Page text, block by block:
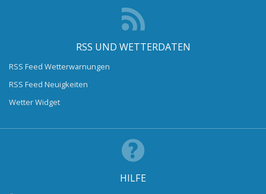
RSS UND WETTERDATEN
RSS Feed Wetterwarnungen
RSS Feed Neuigkeiten
Wetter Widget
HILFE